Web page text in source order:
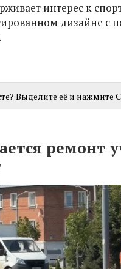
интерес к
дизайне с
Выделите её и нажмите
ремонт